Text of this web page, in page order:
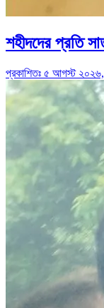
শহীদদের প্রতি
প্রকাশিতঃ ৫ আগস্ট